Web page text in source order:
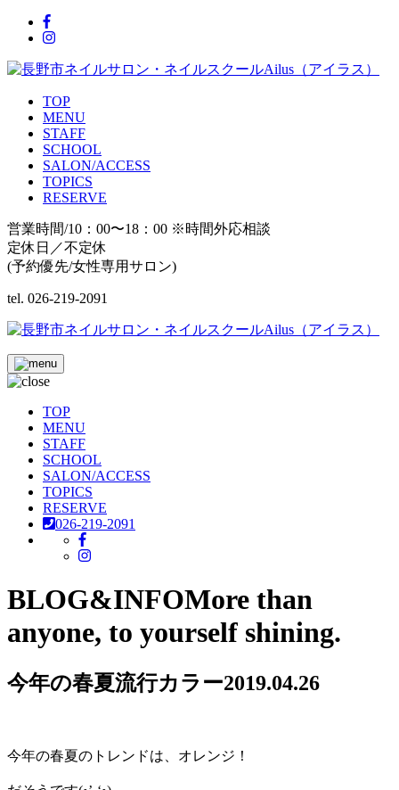
TOP
MENU
STAFF
SCHOOL
SALON/ACCESS
TOPICS
RESERVE
営業時間/10：00〜18：00 ※時間外応相談
定休日／不定休
(予約優先/女性専用サロン)
tel. 026-219-2091
TOP
MENU
STAFF
SCHOOL
SALON/ACCESS
TOPICS
RESERVE
026-219-2091
BLOG&INFOMore than
anyone, to yourself shining.
今年の春夏流行カラー2019.04.26
今年の春夏のトレンドは、オレンジ！